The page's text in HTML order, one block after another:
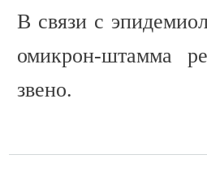
В связи с
омикрон-штамма
звено.